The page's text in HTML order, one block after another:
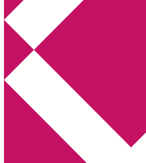
Annikas litteratur- och kulturblogg
Deckare, kriminalromaner, thrillers
Hem
Boktolva
Författarfemman
Kontakt
Webbshop Amazon